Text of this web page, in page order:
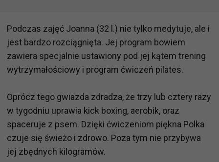
Podczas zajęć Joanna (32 l.) nie tylko medytuje, ale i
jest bardzo rozciągnięta. Jej program bowiem
zawiera specjalnie ustawiony pod jej kątem trening
wytrzymałościowy i program ćwiczeń pilates.
Oprócz tego gwiazda zdradza, że trzy lub cztery razy
w tygodniu uprawia kick boxing, aerobik, oraz
spaceruje z psem. Dzięki ćwiczeniom piękna Polka
czuje się świeżo i zdrowo. Poza tym nie przybywa
jej zbędnych kilogramów.